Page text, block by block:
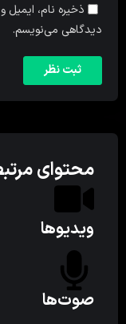
ذخیره نام، ایمیل
دیدگاهی می‌نویسم.
محتوای
ویدیوها
صوت‌ها